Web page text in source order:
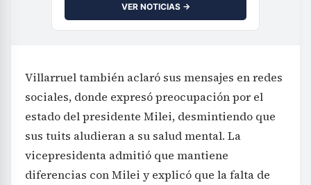
VER NOTICIAS →
Villarruel también aclaró sus mensajes en redes
sociales, donde expresó preocupación por el
estado del presidente Milei, desmintiendo que
sus tuits aludieran a su salud mental. La
vicepresidenta admitió que mantiene
diferencias con Milei y explicó que la falta de